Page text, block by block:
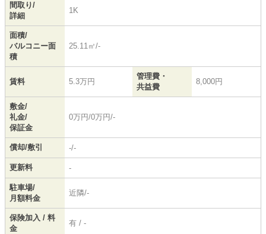
間取り/
詳細
1K
面積/
バルコニー面
積
25.11㎡/-
賃料 5.3万円
管理費・
共益費
8,000円
敷金/
礼金/
保証金
0万円/0万円/-
償却/敷引 -/-
更新料 -
駐車場/
月額料金
近隣/-
保険加入 / 料
金
有 / -